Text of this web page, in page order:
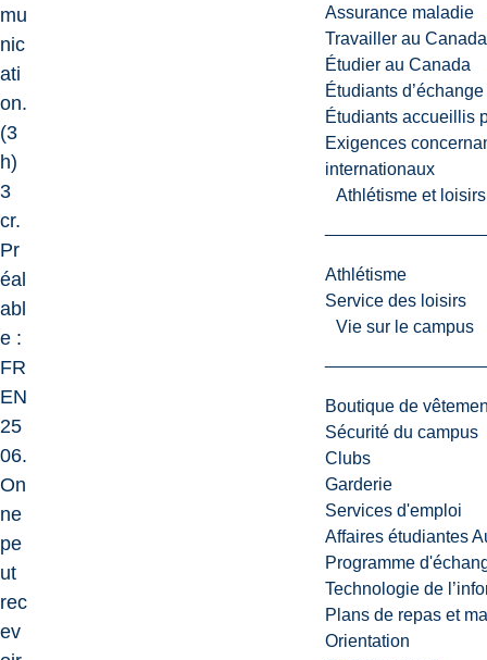
Assurance maladie
Travailler au Canada
Étudier au Canada
Étudiants
Étudiants accueillis
Exigences
internationaux
Athlétisme et
Athlétisme
Service des loisirs
Vie sur le campus
Boutique de
Sécurité du campus
Clubs
Garderie
Services d'emploi
Affaires étudiantes
Programme
Technologie de
Plans de repas et
Orientation
mu
nic
ati
on.
(3
h)
3
cr.
Pr
éal
abl
e :
FR
EN
25
06.
On
ne
pe
ut
rec
ev